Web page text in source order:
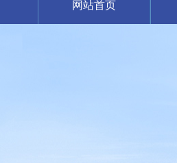
网站首页